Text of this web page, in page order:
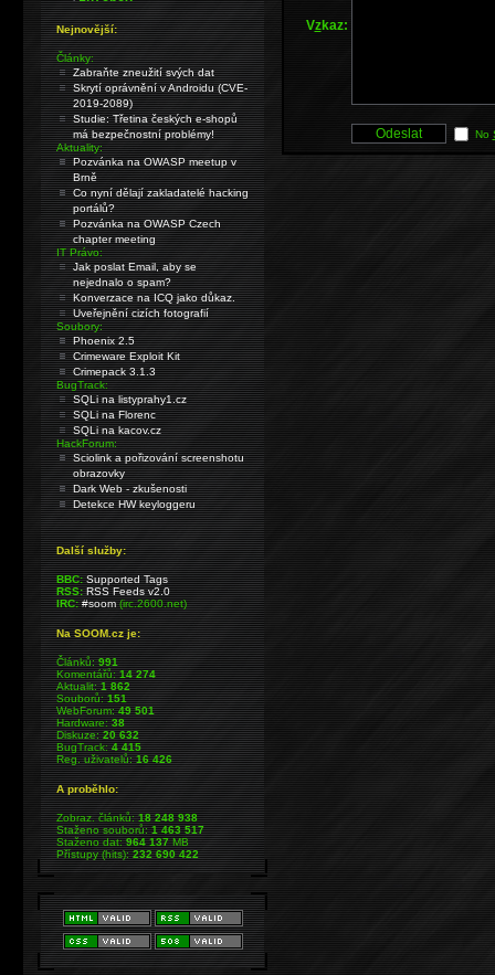
Vzkaz:
No
Nejnovější:
Články:
Zabraňte zneužití svých dat
Skrytí oprávnění v Androidu (CVE-
2019-2089)
Studie: Třetina českých e-shopů
má bezpečnostní problémy!
Aktuality:
Pozvánka na OWASP meetup v
Brně
Co nyní dělají zakladatelé hacking
portálů?
Pozvánka na OWASP Czech
chapter meeting
IT Právo:
Jak poslat Email, aby se
nejednalo o spam?
Konverzace na ICQ jako důkaz.
Uveřejnění cizích fotografií
Soubory:
Phoenix 2.5
Crimeware Exploit Kit
Crimepack 3.1.3
BugTrack:
SQLi na listyprahy1.cz
SQLi na Florenc
SQLi na kacov.cz
HackForum:
Sciolink a pořizování screenshotu
obrazovky
Dark Web - zkušenosti
Detekce HW keyloggeru
Další služby:
BBC: Supported Tags
RSS: RSS Feeds v2.0
IRC: #soom(irc.2600.net)
Na SOOM.cz je:
Článků:991
Komentářů:14 274
Aktualit:1 862
Souborů:151
WebForum:49 501
Hardware:38
Diskuze:20 632
BugTrack:4 415
Reg. uživatelů:16 426
A proběhlo:
Zobraz. článků:18 248 938
Staženo souborů:1 463 517
Staženo dat:964 137MB
Přístupy (hits):232 690 422